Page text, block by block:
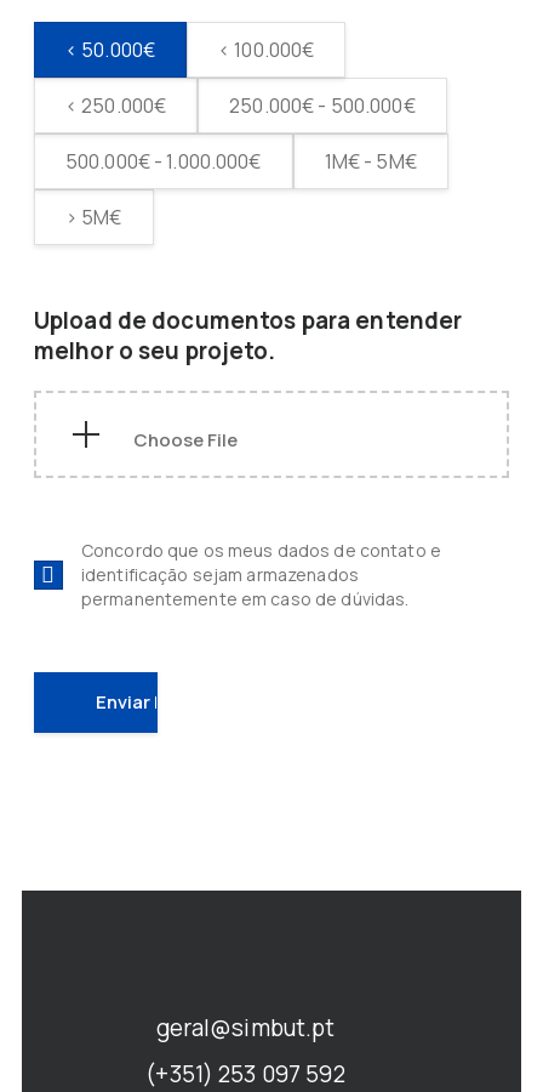
< 50.000€ < 100.000€
< 250.000€ 250.000€ - 500.000€
500.000€ - 1.000.000€ 1M€ - 5M€
> 5M€
Upload de documentos para entender
melhor o seu projeto.
Concordo que os meus dados de contato e
identificação sejam armazenados
permanentemente em caso de dúvidas.
geral@simbut.pt
(+351) 253 097 592